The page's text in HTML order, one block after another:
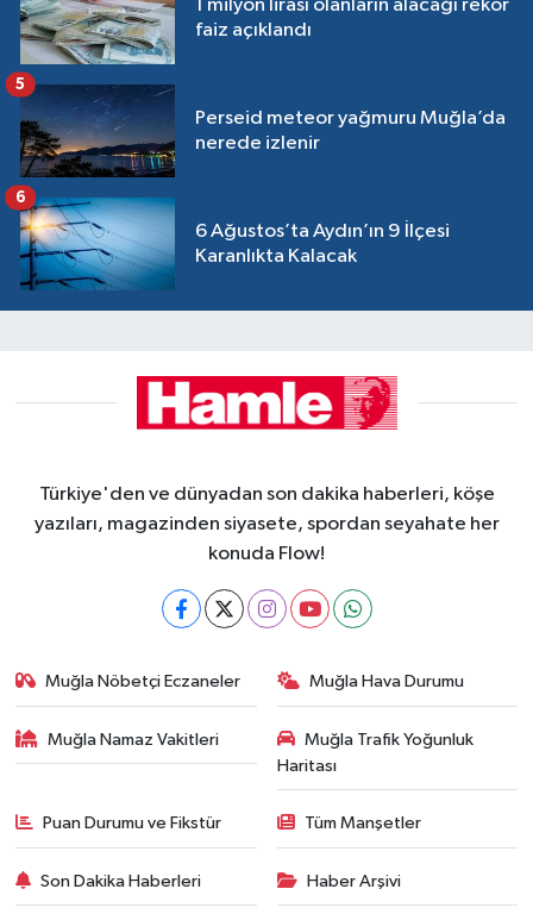
1 milyon lirası olanların alacağı rekor
faiz açıklandı
Perseid meteor yağmuru Muğla’da
nerede izlenir
5
6 Ağustos’ta Aydın’ın 9 İlçesi
Karanlıkta Kalacak
6
Türkiye'den ve dünyadan son dakika haberleri, köşe
yazıları, magazinden siyasete, spordan seyahate her
konuda Flow!
Muğla Nöbetçi Eczaneler Muğla Hava Durumu
Muğla Namaz Vakitleri
Muğla Trafik Yoğunluk
Haritası
Puan Durumu ve Fikstür Tüm Manşetler
Son Dakika Haberleri Haber Arşivi